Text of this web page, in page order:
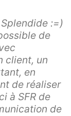
:=)
de
client, un
en
de réaliser
à SFR de
de